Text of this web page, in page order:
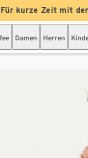
Für kurze Zeit mit
Damen Herren